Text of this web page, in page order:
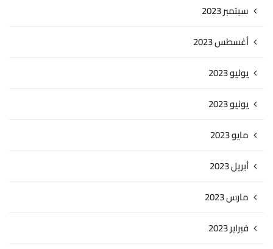
سبتمبر 2023
أغسطس 2023
يوليو 2023
يونيو 2023
مايو 2023
أبريل 2023
مارس 2023
فبراير 2023